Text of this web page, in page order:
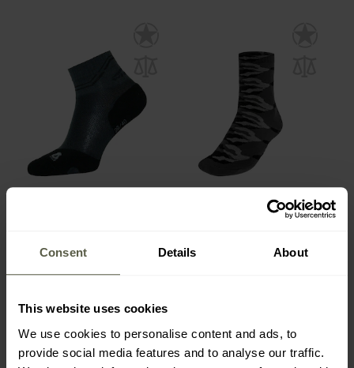
Consent Details About
This website uses cookies
We use cookies to personalise content and ads, to
provide social media features and to analyse our traffic.
5,98 €
Chaussettes Hunting
Sesto Senso - Graphite